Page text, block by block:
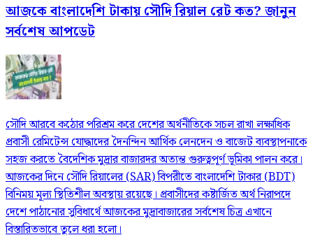
আজকে বাংলাদেশি টাকায় সৌদি রিয়াল রেট কত? জানুন
সর্বশেষ আপডেট
সৌদি আরবে কঠোর পরিশ্রম করে দেশের অর্থনীতিকে সচল রাখা লক্ষাধিক
প্রবাসী রেমিটেন্স যোদ্ধাদের দৈনন্দিন আর্থিক লেনদেন ও বাজেট ব্যবস্থাপনাকে
সহজ করতে বৈদেশিক মুদ্রার বাজারদর অত্যন্ত গুরুত্বপূর্ণ ভূমিকা পালন করে।
আজকের দিনে সৌদি রিয়ালের (SAR) বিপরীতে বাংলাদেশি টাকার (BDT)
বিনিময় মূল্য স্থিতিশীল অবস্থায় রয়েছে। প্রবাসীদের কষ্টার্জিত অর্থ নিরাপদে
দেশে পাঠানোর সুবিধার্থে আজকের মুদ্রাবাজারের সর্বশেষ চিত্র এখানে
বিস্তারিতভাবে তুলে ধরা হলো।